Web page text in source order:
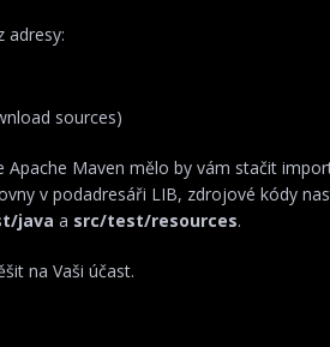
adresy:
sources)
Maven mělo by vám stačit
v podadresáři LIB, zdrojové kódy
java a src/test/resources.
na Vaši účast.